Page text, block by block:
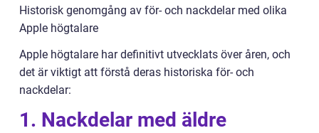
Historisk genomgång av för- och nackdelar med olika
Apple högtalare
Apple högtalare har definitivt utvecklats över åren, och
det är viktigt att förstå deras historiska för- och
nackdelar:
1. Nackdelar med äldre